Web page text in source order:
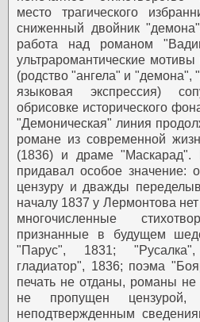
место трагического
сниженный двойник
работа над романом
ультраромантические
(родство "ангела" и "демона",
языковая экспрессия)
обрисовке исторического
"Демоническая" линия
романе из современной
(1836) и драме "Маскарад".
придавал особое значение:
цензуру и дважды
началу 1837 у Лермонтова нет
многочисленные
признанные в будущем
"Парус", 1831;
гладиатор", 1836; поэма
печать не отданы, романы
не пропущен цензурой,
неподтвержденным